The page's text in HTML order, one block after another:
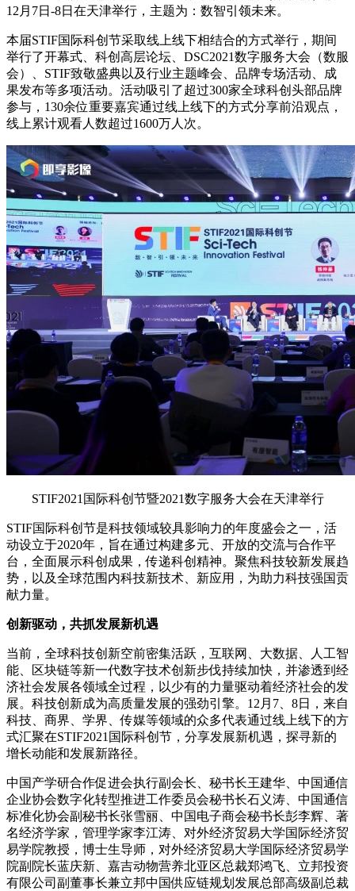
12月7日-8日在天津举行，主题为：数智引领未来。
本届STIF国际科创节采取线上线下相结合的方式举行，期间
举行了开幕式、科创高层论坛、DSC2021数字服务大会（数服
会）、STIF致敬盛典以及行业主题峰会、品牌专场活动、成
果发布等多项活动。活动吸引了超过300家全球科创头部品牌
参与，130余位重要嘉宾通过线上线下的方式分享前沿观点，
线上累计观看人数超过1600万人次。
STIF2021国际科创节暨2021数字服务大会在天津举行
STIF国际科创节是科技领域较具影响力的年度盛会之一，活
动设立于2020年，旨在通过构建多元、开放的交流与合作平
台，全面展示科创成果，传递科创精神。聚焦科技较新发展趋
势，以及全球范围内科技新技术、新应用，为助力科技强国贡
献力量。
创新驱动，共抓发展新机遇
当前，全球科技创新空前密集活跃，互联网、大数据、人工智
能、区块链等新一代数字技术创新步伐持续加快，并渗透到经
济社会发展各领域全过程，以少有的力量驱动着经济社会的发
展。科技创新成为高质量发展的强劲引擎。12月7、8日，来自
科技、商界、学界、传媒等领域的众多代表通过线上线下的方
式汇聚在STIF2021国际科创节，分享发展新机遇，探寻新的
增长动能和发展新路径。
中国产学研合作促进会执行副会长、秘书长王建华、中国通信
企业协会数字化转型推进工作委员会秘书长石义涛、中国通信
标准化协会副秘书长张雪丽、中国电子商会秘书长彭李辉、著
名经济学家，管理学家李江涛、对外经济贸易大学国际经济贸
易学院教授，博士生导师，对外经济贸易大学国际经济贸易学
院副院长蓝庆新、嘉吉动物营养北亚区总裁郑鸿飞、立邦投资
有限公司副董事长兼立邦中国供应链规划发展总部高级副总裁